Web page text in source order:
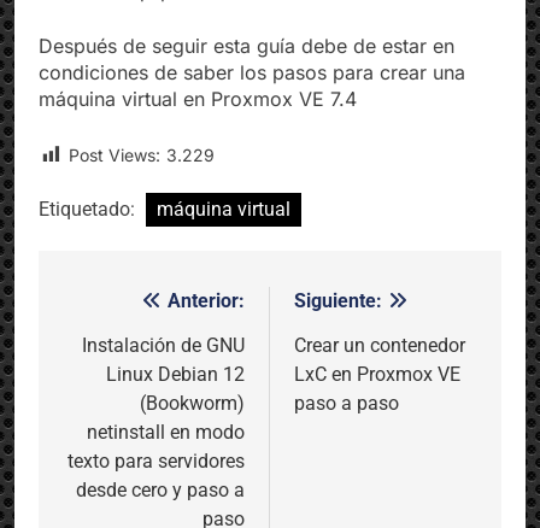
Después de seguir esta guía debe de estar en
condiciones de saber los pasos para crear una
máquina virtual
Navegación
entradas
Instalación de GNU
Linux Debian 12
(Bookworm)
netinstall en modo
texto para servidores
desde cero y paso a
Crear un contenedor
LxC en Proxmox VE